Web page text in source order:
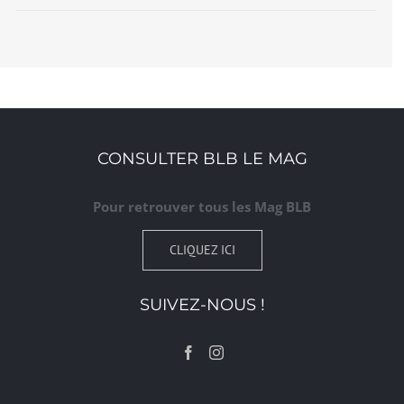
CONSULTER BLB LE MAG
Pour retrouver tous les Mag BLB
CLIQUEZ ICI
SUIVEZ-NOUS !